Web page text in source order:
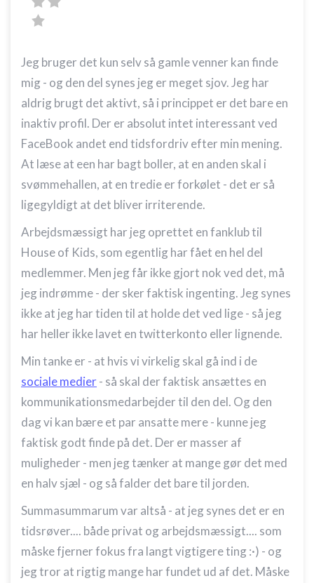
Jeg bruger det kun selv så gamle venner kan finde
mig - og den del synes jeg er meget sjov. Jeg har
aldrig brugt det aktivt, så i princippet er det bare en
inaktiv profil. Der er absolut intet interessant ved
FaceBook andet end tidsfordriv efter min mening.
At læse at een har bagt boller, at en anden skal i
svømmehallen, at en tredie er forkølet - det er så
ligegyldigt at det bliver irriterende.
Arbejdsmæssigt har jeg oprettet en fanklub til
House of Kids, som egentlig har fået en hel del
medlemmer. Men jeg får ikke gjort nok ved det, må
jeg indrømme - der sker faktisk ingenting. Jeg synes
ikke at jeg har tiden til at holde det ved lige - så jeg
har heller ikke lavet en twitterkonto eller lignende.
Min tanke er - at hvis vi virkelig skal gå ind i de
sociale medier- så skal der faktisk ansættes en
kommunikationsmedarbejder til den del. Og den
dag vi kan bære et par ansatte mere - kunne jeg
faktisk godt finde på det. Der er masser af
muligheder - men jeg tænker at mange gør det med
en halv sjæl - og så falder det bare til jorden.
Summasummarum var altså - at jeg synes det er en
tidsrøver.... både privat og arbejdsmæssigt.... som
måske fjerner fokus fra langt vigtigere ting :·) - og
jeg tror at rigtig mange har fundet ud af det. Måske